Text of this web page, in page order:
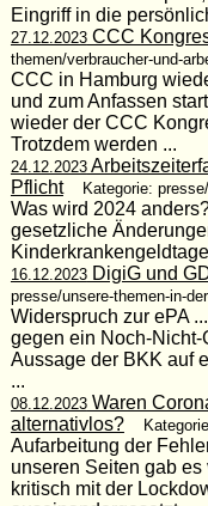
Eingriff in die
27.12.2023CCC
themen/verbraucher-und-
CCC in Hamburg
und zum Anfassen
wieder der CCC
Trotzdem werden ...
24.12.2023
Pflicht
Kategorie:
Was wird 2024
gesetzliche
16.12.2023DigiG und
presse/unsere-themen-in-
Widerspruch zur ePA
gegen ein Noch-
Aussage der BKK auf
...
08.12.2023Waren
alternativlos?
Aufarbeitung der
unseren Seiten gab
kritisch mit der